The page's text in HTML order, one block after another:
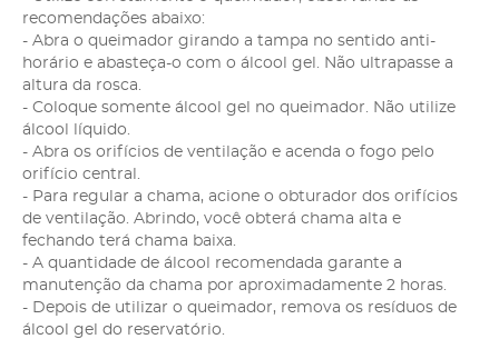
recomendações abaixo:
- Abra o queimador girando a tampa no sentido anti-
horário e abasteça-o com o álcool gel. Não ultrapasse a
altura da rosca.
- Coloque somente álcool gel no queimador. Não utilize
álcool líquido.
- Abra os orifícios de ventilação e acenda o fogo pelo
orifício central.
- Para regular a chama, acione o obturador dos orifícios
de ventilação. Abrindo, você obterá chama alta e
fechando terá chama baixa.
- A quantidade de álcool recomendada garante a
manutenção da chama por aproximadamente 2 horas.
- Depois de utilizar o queimador, remova os resíduos de
álcool gel do reservatório.